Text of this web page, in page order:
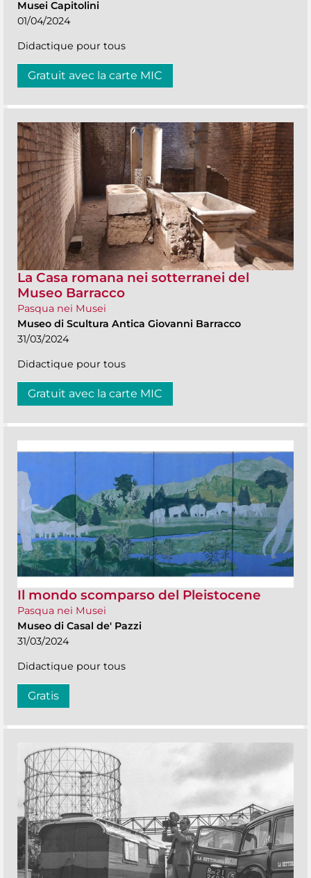
Musei Capitolini
01/04/2024
Didactique pour tous
Gratuit avec la carte MIC
La Casa romana nei sotterranei del
Museo Barracco
Pasqua nei Musei
Museo di Scultura Antica Giovanni Barracco
31/03/2024
Didactique pour tous
Gratuit avec la carte MIC
Il mondo scomparso del Pleistocene
Pasqua nei Musei
Museo di Casal de' Pazzi
31/03/2024
Didactique pour tous
Gratis